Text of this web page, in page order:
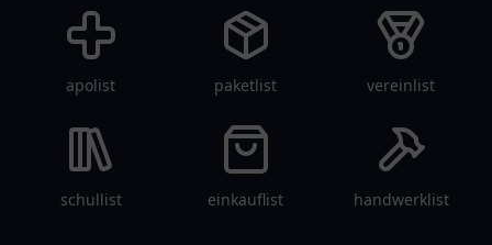
apolist paketlist vereinlist
schullist einkauflist handwerklist